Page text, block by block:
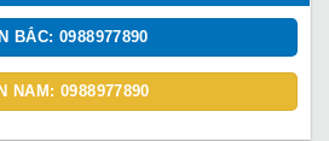
BẮC: 0988977890
NAM: 0988977890